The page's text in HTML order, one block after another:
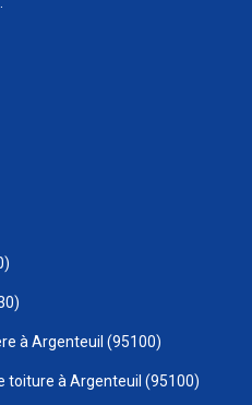
à Argenteuil (95100)
toiture à Argenteuil (95100)